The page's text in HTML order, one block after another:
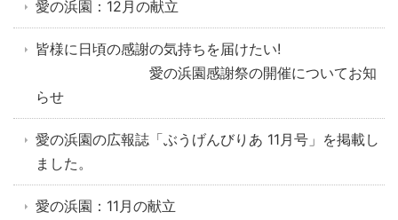
愛の浜園：12月の献立
皆様に日頃の感謝の気持ちを届けたい!
愛の浜園感謝祭の開催についてお知
らせ
愛の浜園の広報誌「ぶうげんびりあ 11月号」を掲載し
ました。
愛の浜園：11月の献立